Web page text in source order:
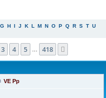
G H I J K L M N O P Q R S T U
418
3 4 5 418
VE Pp